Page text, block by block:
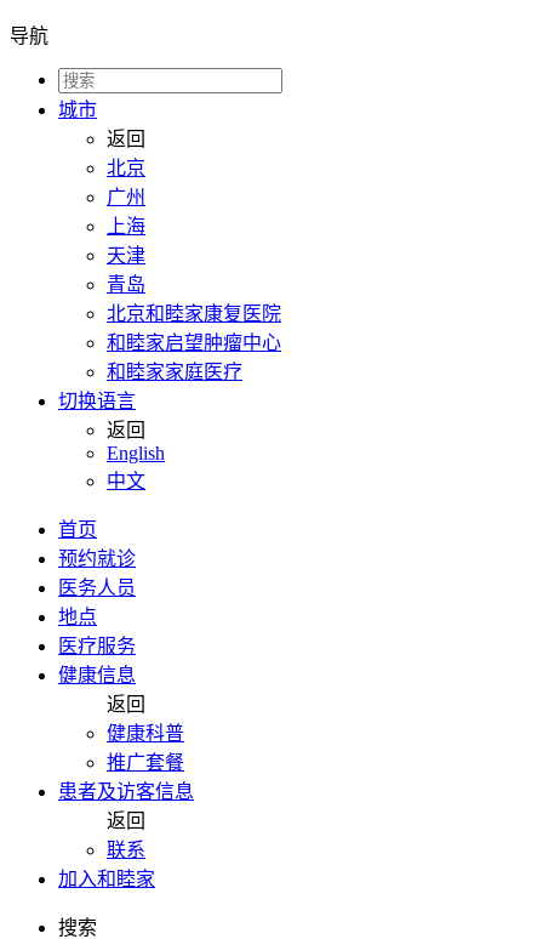
导航
城市
返回
北京
广州
上海
天津
青岛
北京和睦家康复医院
和睦家启望肿瘤中心
和睦家家庭医疗
切换语言
返回
English
中文
首页
预约就诊
医务人员
地点
医疗服务
健康信息
返回
健康科普
推广套餐
患者及访客信息
返回
联系
加入和睦家
搜索